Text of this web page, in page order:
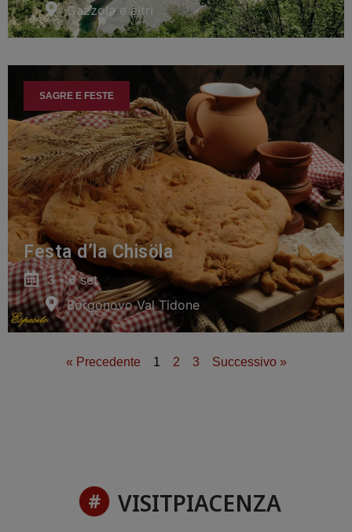
Gazzola e altri
SAGRE E FESTE
Festa d’la Chisöla
3 - 6 set
Borgonovo Val Tidone
« Precedente 1 2 3 Successivo »
VISITPIACENZA